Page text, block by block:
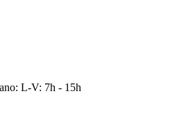
L-V: 7h - 15h